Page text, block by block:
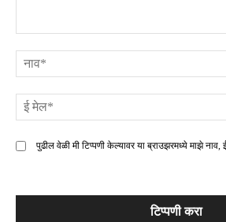
पुढील वेळी मी टिप्पणी केल्यावर या ब्राउझरमध्ये माझे